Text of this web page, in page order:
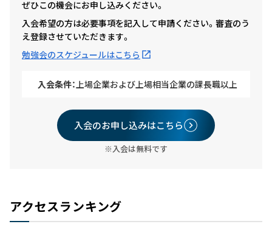
ぜひこの機会にお申し込みください。
入会希望の方は必要事項を記入して申請ください。審査のう
え登録させていただきます。
勉強会のスケジュールはこちら
入会条件： 上場企業および上場相当企業の課長職以上
入会のお申し込みはこちら
※入会は無料です
アクセスランキング